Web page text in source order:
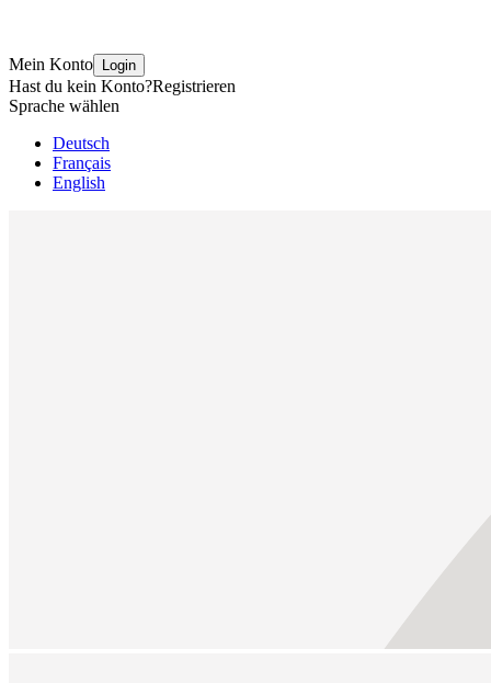
Mein Konto Login
Hast du kein Konto?Registrieren
Sprache wählen
Deutsch
Français
English